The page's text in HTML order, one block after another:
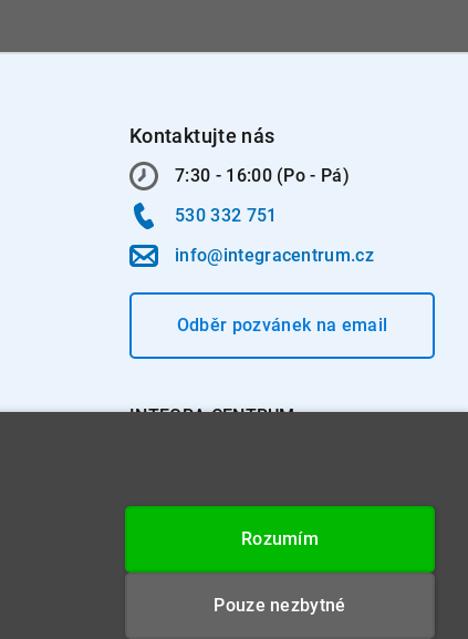
Kontaktujte nás
7:30 - 16:00 (Po - Pá)
530 332 751
info@integracentrum.cz
Odběr pozvánekna email
INTEGRA CENTRUM s.r.o.
DIČ: CZ26234203Rozumím
Pouze nezbytné